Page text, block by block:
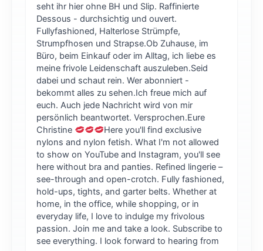
seht ihr hier ohne BH und Slip. Raffinierte
Dessous - durchsichtig und ouvert.
Fullyfashioned, Halterlose Strümpfe,
Strumpfhosen und Strapse.Ob Zuhause, im
Büro, beim Einkauf oder im Alltag, ich liebe es
meine frivole Leidenschaft auszuleben.Seid
dabei und schaut rein. Wer abonniert -
bekommt alles zu sehen.Ich freue mich auf
euch. Auch jede Nachricht wird von mir
persönlich beantwortet. Versprochen.Eure
Christine
Here you'll find exclusive
nylons and nylon fetish. What I'm not allowed
to show on YouTube and Instagram, you'll see
here without bra and panties. Refined lingerie –
see-through and open-crotch. Fully fashioned,
hold-ups, tights, and garter belts. Whether at
home, in the office, while shopping, or in
everyday life, I love to indulge my frivolous
passion. Join me and take a look. Subscribe to
see everything. I look forward to hearing from